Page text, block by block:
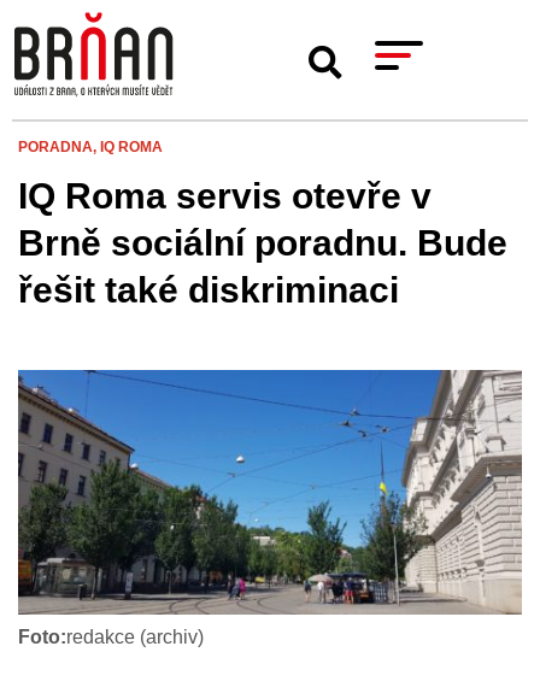
PORADNA, IQ ROMA
IQ Roma servis otevře v
Brně sociální poradnu. Bude
řešit také diskriminaci
Foto:redakce (archiv)